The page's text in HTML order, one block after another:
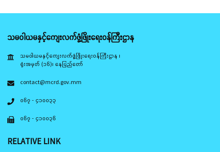
သမဝါယမနှင့်ကျေးလက်ဖွံ့ဖြိုးရေးဝန်ကြီးဌာန
သမဝါယမနှင့်ကျေးလက်ဖွံ့ဖြိုးရေးဝန်ကြီးဌာန ၊
ရုံးအမှတ် (၁၆)၊ နေပြည်တော်
contact@mcrd.gov.mm
၀၆၇ - ၄၁၀၀၃၃
၀၆၇ - ၄၁၀၀၃၆
RELATIVE LINK